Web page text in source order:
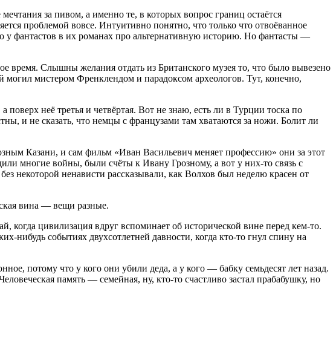
за пивом, а именно те, в которых вопрос границ остаётся
проблемой вовсе. Интуитивно понятно, что только что отвоёванное
у фантастов в их романах про альтернативную историю. Но фантасты —
время. Слышны желания отдать из Британского музея то, что было вывезено
мистером Френклендом и парадоксом археологов. Тут, конечно,
поверх неё третья и четвёртая. Вот не знаю, есть ли в Турции тоска по
и не сказать, что немцы с французами там хватаются за ножи. Болит ли
Казани, и сам фильм «Иван Васильевич меняет профессию» они за этот
многие войны, были счёты к Ивану Грозному, а вот у них-то связь с
некоторой ненависти рассказывали, как Волхов был неделю красен от
вина — вещи разные.
когда цивилизация вдруг вспоминает об исторической вине перед кем-то.
нибудь событиях двухсотлетней давности, когда кто-то гнул спину на
потому что у кого они убили деда, а у кого — бабку семьдесят лет назад.
память — семейная, ну, кто-то счастливо застал прабабушку, но